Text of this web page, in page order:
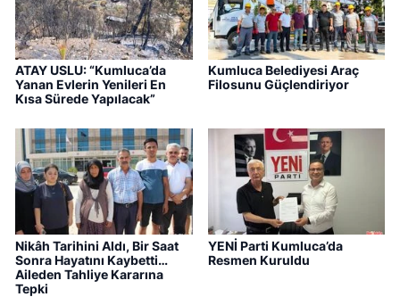
ATAY USLU: “Kumluca’da
Yanan Evlerin Yenileri En
Kısa Sürede Yapılacak”
Kumluca Belediyesi Araç
Filosunu Güçlendiriyor
Nikâh Tarihini Aldı, Bir Saat
Sonra Hayatını Kaybetti…
Aileden Tahliye Kararına
Tepki
YENİ Parti Kumluca’da
Resmen Kuruldu